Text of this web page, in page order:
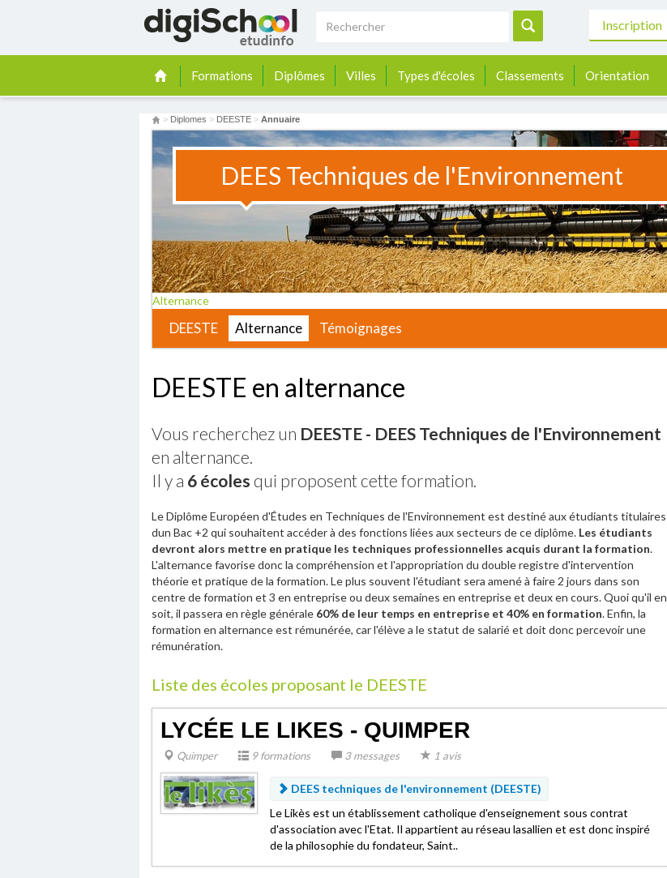
Inscription
Formations Diplômes Villes Types d'écoles Classements Orientation
> Diplomes > DEESTE > Annuaire
DEES Techniques de l'Environnement
Alternance
DEESTE Alternance Témoignages
DEESTE en alternance
Vous recherchez un DEESTE - DEES Techniques de l'Environnement
en alternance.
Il y a 6 écoles qui proposent cette formation.
Le Diplôme Européen d'Études en Techniques de l'Environnement est destiné aux étudiants titulaires
dun Bac +2 qui souhaitent accéder à des fonctions liées aux secteurs de ce diplôme. Les étudiants
devront alors mettre en pratique les techniques professionnelles acquis durant la formation.
L'alternance favorise donc la compréhension et l'appropriation du double registre d'intervention
théorie et pratique de la formation. Le plus souvent l'étudiant sera amené à faire 2 jours dans son
centre de formation et 3 en entreprise ou deux semaines en entreprise et deux en cours. Quoi qu'il en
soit, il passera en règle générale 60% de leur temps en entreprise et 40% en formation. Enfin, la
formation en alternance est rémunérée, car l'élève a le statut de salarié et doit donc percevoir une
rémunération.
Liste des écoles proposant le DEESTE
LYCÉE LE LIKES - QUIMPER
Quimper 9 formations 3 messages 1 avis
DEES techniques de l'environnement (DEESTE)
Le Likès est un établissement catholique d'enseignement sous contrat
d'association avec l'Etat. Il appartient au réseau lasallien et est donc inspiré
de la philosophie du fondateur, Saint..